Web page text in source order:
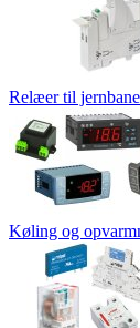
Relæer til
Køling og